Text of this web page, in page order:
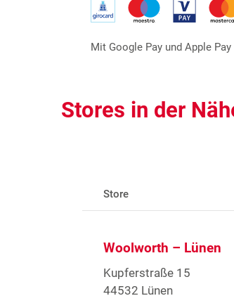
Mit Google Pay und Apple
Stores in der
Store
Woolworth – Lünen
Kupferstraße 15
44532 Lünen